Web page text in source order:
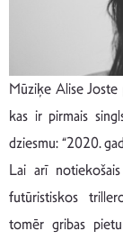
Mūziķe Alise Joste
kas ir pirmais
dziesmu: “2020.
Lai arī
futūristiskos
tomēr gribas